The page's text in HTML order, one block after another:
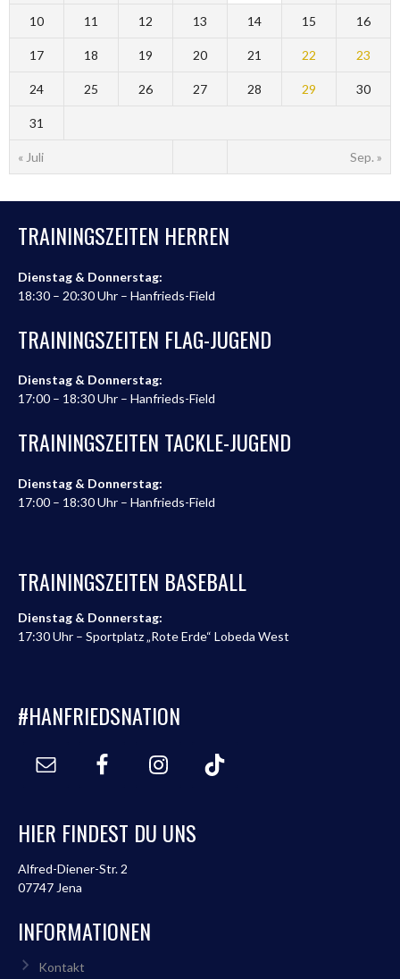
« Juli Sep. »
10 11 12 13 14 15 16
17 18 19 20 21 22 23
24 25 26 27 28 29 30
31
TRAININGSZEITEN HERREN
Dienstag & Donnerstag:
18:30 – 20:30 Uhr – Hanfrieds-Field
TRAININGSZEITEN FLAG-JUGEND
Dienstag & Donnerstag:
17:00 – 18:30 Uhr – Hanfrieds-Field
TRAININGSZEITEN TACKLE-JUGEND
Dienstag & Donnerstag:
17:00 – 18:30 Uhr – Hanfrieds-Field
TRAININGSZEITEN BASEBALL
Dienstag & Donnerstag:
17:30 Uhr – Sportplatz „Rote Erde“ Lobeda West
#HANFRIEDSNATION
HIER FINDEST DU UNS
Alfred-Diener-Str. 2
07747 Jena
INFORMATIONEN
Kontakt